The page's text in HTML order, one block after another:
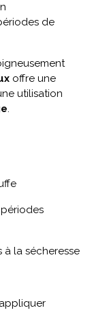
de
offre une
utilisation
.
la sécheresse